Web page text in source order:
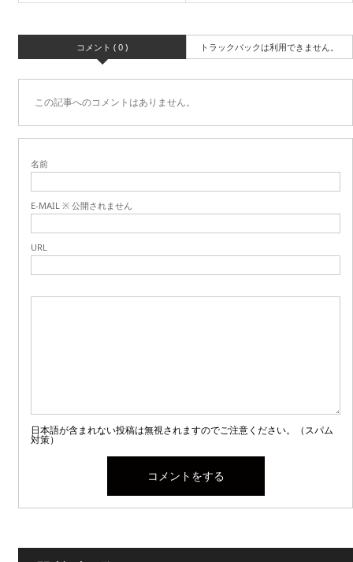
コメント ( 0 ) トラックバックは利用できません。
この記事へのコメントはありません。
名前
E-MAIL ※ 公開されません
URL
日本語が含まれない投稿は無視されますのでご注意ください。（スパム
対策）